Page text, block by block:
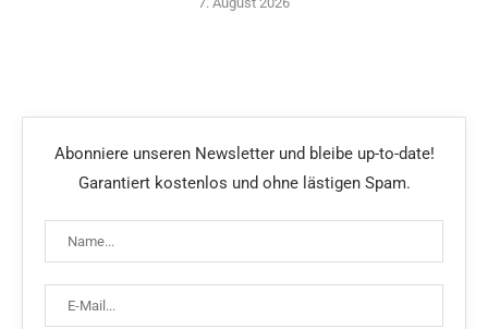
Abonniere unseren Newsletter und bleibe up-to-date!
Garantiert kostenlos und ohne lästigen Spam.